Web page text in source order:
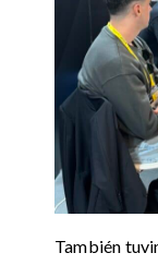
También